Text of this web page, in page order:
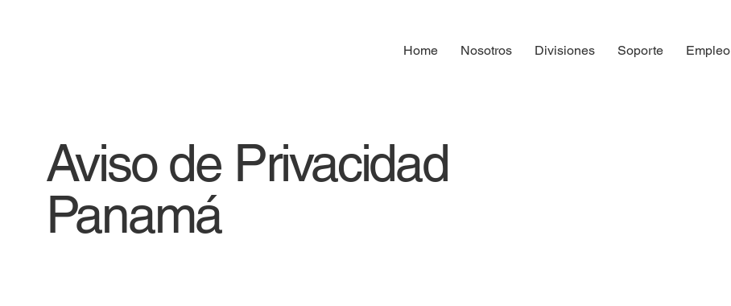
Home Nosotros Divisiones Soporte Empleo
Aviso de Privacidad
Panamá